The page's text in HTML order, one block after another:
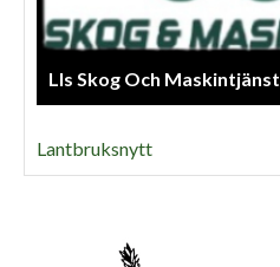
Lls Skog Och Maskintjänst